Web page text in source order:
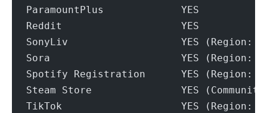
ParamountPlus             YES
Reddit                    YES
SonyLiv                   YES (Region:
Sora                      YES (Region:
Spotify Registration      YES (Region:
Steam Store               YES
TikTok                    YES (Region: